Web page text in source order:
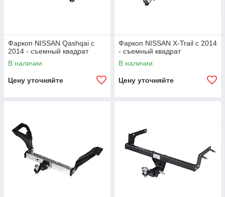
Фаркоп NISSAN Qashqai с
2014 - съемный квадрат
В наличии
Цену уточняйте
Фаркоп NISSAN X-Trail с 2014
- съемный квадрат
В наличии
Цену уточняйте